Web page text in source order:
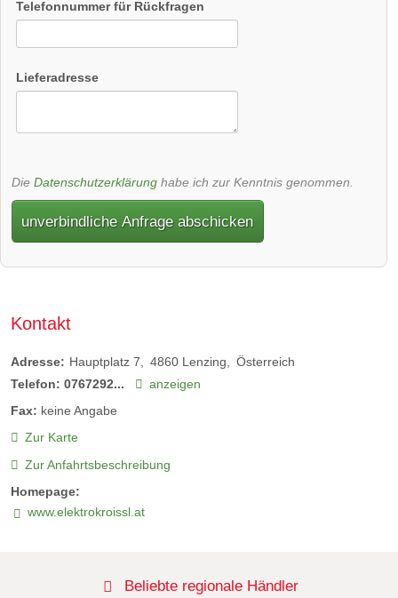
Telefonnummer für Rückfragen
Lieferadresse
Die Datenschutzerklärung habe ich zur Kenntnis genommen.
unverbindliche Anfrage abschicken
Kontakt
Adresse: Hauptplatz 7 4860 Lenzing
Österreich
Telefon: 0767292...
anzeigen
Fax: keine Angabe
Zur Karte
Zur Anfahrtsbeschreibung
Homepage:
www.elektrokroissl.at
Beliebte regionale Händler